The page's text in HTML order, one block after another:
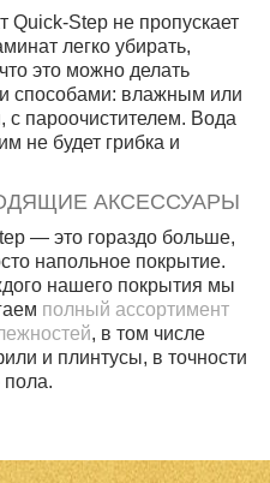
Quick-Step не пропускает
легко убирать,
это можно делать
способами: влажным или
с пароочистителем. Вода
не будет грибка и
АКСЕССУАРЫ
— это гораздо больше,
напольное покрытие.
нашего покрытия мы
полный ассортимент
, в том числе
и плинтусы, в точности
пола.